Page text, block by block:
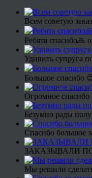
Всем советую
Ребята спасибо🙏
Удивить супруга
Большое спасибо
Огромное спасибо
Безумно рады
Спасибо большое
ЗАКАЗЫВАЛИ
Мы решили